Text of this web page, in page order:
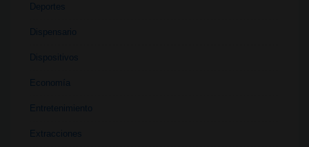
Deportes
Dispensario
Dispositivos
Economía
Entretenimiento
Extracciones